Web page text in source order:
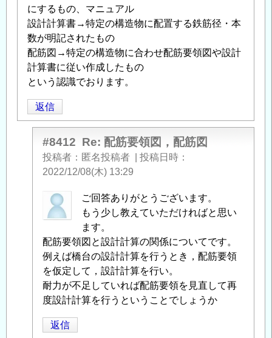
にするもの、マニュアル
設計計算書→特定の構造物に配置する鉄筋径・本
数が明記されたもの
配筋図→特定の構造物に合わせ配筋要領図や設計
計算書に従い作成したもの
という認識でおります。
返信
#8412 Re: 配筋要領図，配筋図
投稿者 匿名投稿者
投稿日時
2022/12/08(木) 13:29
匿
名
稿
者
に
よ
る
配
ご回答ありがとうございます。
もう少し教えていただければと思い
ます。
配筋要領図と設計計算の関係についてです。
例えば橋台の設計計算を行うとき，配筋要領
を仮定して，設計計算を行い。
耐力が不足していれば配筋要領を見直して再
度設計計算を行うということでしょうか
返信